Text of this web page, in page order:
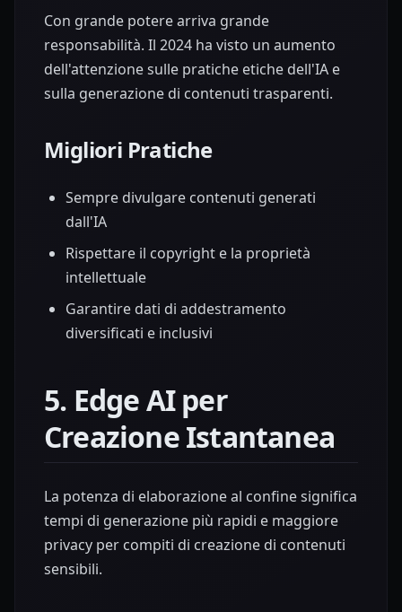
Con grande potere arriva grande
responsabilità. Il 2024 ha visto un aumento
dell'attenzione sulle pratiche etiche dell'IA e
sulla generazione di contenuti trasparenti.
Migliori Pratiche
Sempre divulgare contenuti generati
dall'IA
Rispettare il copyright e la proprietà
intellettuale
Garantire dati di addestramento
diversificati e inclusivi
5. Edge AI per
Creazione Istantanea
La potenza di elaborazione al confine significa
tempi di generazione più rapidi e maggiore
privacy per compiti di creazione di contenuti
sensibili.